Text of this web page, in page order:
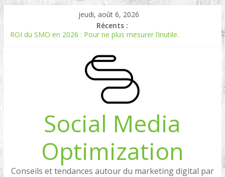
jeudi, août 6, 2026
Récents :
ROI du SMO en 2026 : Pour ne plus mesurer l’inutile.
Experts en Social Listening en France : qui sont les références
Reddit, la brique manquante entre Social Intelligence et AIO
Comment votre e-réputation dépend du social listening et des
Social Media
Optimization
Conseils et tendances autour du marketing digital par